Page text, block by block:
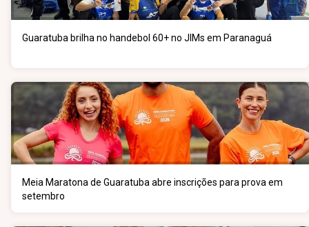
Guaratuba brilha no handebol 60+ no JIMs em Paranaguá
Meia Maratona de Guaratuba abre inscrições para prova em
setembro